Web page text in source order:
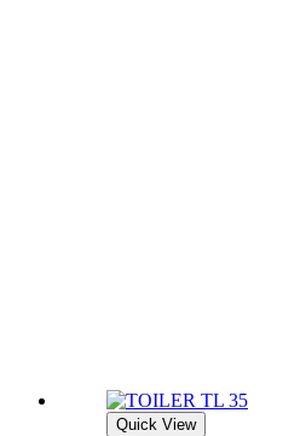
Quick View